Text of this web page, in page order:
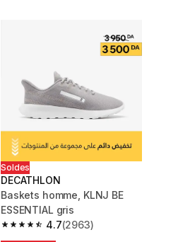
Soldes
DECATHLON
Baskets homme, KLNJ BE
ESSENTIAL gris
4.7
4.7 out of 5 stars from 2963 reviews
(2963)